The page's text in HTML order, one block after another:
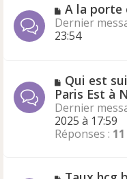
A la porte
Dernier
23:54
Qui est
Paris Est à
Dernier
2025 à 17:59
Réponses : 11